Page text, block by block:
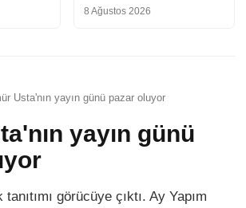
8 Ağustos 2026
Usta'nın yayın günü pazar oluyor
yayın günü
görücüye çıktı. Ay Yapım